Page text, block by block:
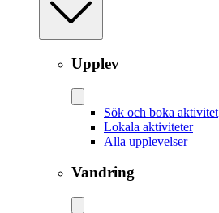
Upplev
Sök och boka aktivitet
Lokala aktiviteter
Alla upplevelser
Vandring